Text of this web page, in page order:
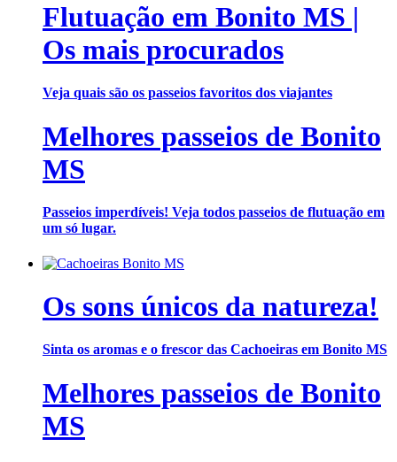
Flutuação em Bonito MS |
Os mais procurados
Veja quais são os passeios favoritos dos viajantes
Melhores passeios de Bonito
MS
Passeios imperdíveis! Veja todos passeios de flutuação em
um só lugar.
Os sons únicos da natureza!
Sinta os aromas e o frescor das Cachoeiras em Bonito MS
Melhores passeios de Bonito
MS